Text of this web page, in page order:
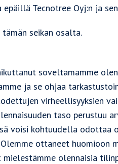
Tecnotree Oyj:n ja
seikan osalta.
soveltamamme
ja se ohjaa
virheellisyyksien
taso perustuu
voisi kohtuudella odottaa
ottaneet huomioon
olennaisia